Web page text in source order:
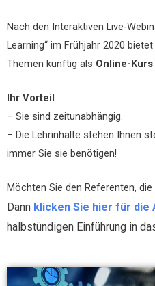
Nach den Interaktiven Live-
Learning“ im Frühjahr 2020
Themen künftig als Online-Kurs
Ihr Vorteil
– Sie sind zeitunabhängig.
– Die Lehrinhalte stehen Ihnen
immer Sie sie benötigen!
Möchten Sie den Referenten,
Dann klicken Sie hier für die
halbstündigen Einführung in